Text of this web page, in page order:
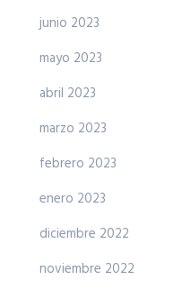
junio 2023
mayo 2023
abril 2023
marzo 2023
febrero 2023
enero 2023
diciembre 2022
noviembre 2022